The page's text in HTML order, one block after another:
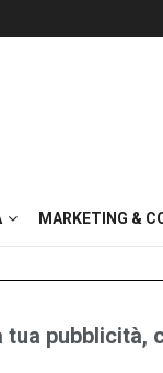
MARKETING &
tua pubblicità,